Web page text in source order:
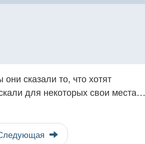
сказали то, что хотят
для некоторых свои места…